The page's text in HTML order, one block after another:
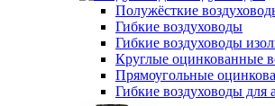
Полужёсткие
Гибкие воздуховоды
Гибкие воздуховоды
Круглые оцинкованные
Прямоугольные
Гибкие воздуховоды для